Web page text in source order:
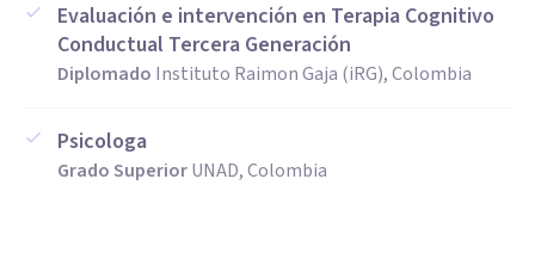
Evaluación e intervención en Terapia Cognitivo
Conductual Tercera Generación
Diplomado Instituto Raimon Gaja (iRG), Colombia
Psicologa
Grado SuperiorUNAD, Colombia